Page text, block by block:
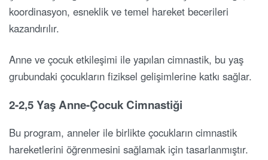
koordinasyon, esneklik ve temel hareket becerileri
kazandırılır.
Anne ve çocuk etkileşimi ile yapılan cimnastik, bu yaş
grubundaki çocukların fiziksel gelişimlerine katkı sağlar.
2-2,5 Yaş Anne-Çocuk Cimnastiği
Bu program, anneler ile birlikte çocukların cimnastik
hareketlerini öğrenmesini sağlamak için tasarlanmıştır.